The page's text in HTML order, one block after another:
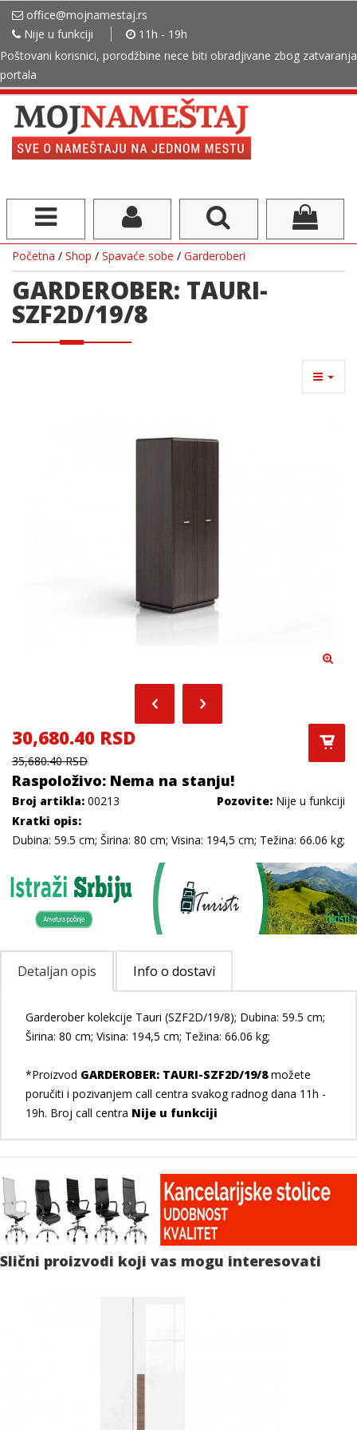
office@mojnamestaj.rs
Nije u funkciji
11h - 19h
Poštovani korisnici, porodžbine nece biti obradjivane zbog zatvaranja
portala
Početna / Shop / Spavaće sobe / Garderoberi
GARDEROBER: TAURI-
SZF2D/19/8
30,680.40 RSD
35,680.40 RSD
Raspoloživo: Nema na stanju!
Broj artikla: 00213 Pozovite: Nije u funkciji
Kratki opis:
Dubina: 59.5 cm; Širina: 80 cm; Visina: 194,5 cm; Težina: 66.06 kg;
Detaljan opis Info o dostavi
Garderober kolekcije Tauri (SZF2D/19/8); Dubina: 59.5 cm;
Širina: 80 cm; Visina: 194,5 cm; Težina: 66.06 kg;
*Proizvod GARDEROBER: TAURI-SZF2D/19/8možete
poručiti i pozivanjem call centra svakog radnog dana 11h -
19h. Broj call centra Nije u funkciji
Slični proizvodi koji vas mogu interesovati